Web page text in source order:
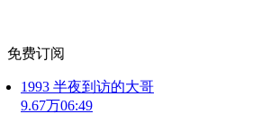
免费订阅
1993 半夜到访的大哥
9.67万06:49